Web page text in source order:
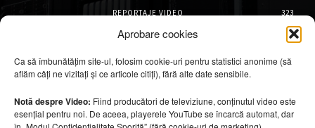
Aprobare cookies
Ca să îmbunătățim site-ul, folosim cookie-uri pentru statistici anonime (să
aflăm câți ne vizitați și ce articole citiți), fără alte date sensibile.
Notă despre Video: Fiind producători de televiziune, conținutul video este
esențial pentru noi. De aceea, playerele YouTube se încarcă automat, dar
REPORTAJE VIDEO
323
AMENAJĂRI INTERIOARE
126
DESIGN INTERIOR
64
ARHITECTURĂ & DESIGN
OPINII & ANALIZE
43